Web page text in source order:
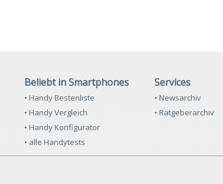
Beliebt in Smartphones
• Handy Bestenliste
• Handy Vergleich
• Handy Konfigurator
• alle Handytests
Services
• Newsarchiv
• Ratgeberarchiv